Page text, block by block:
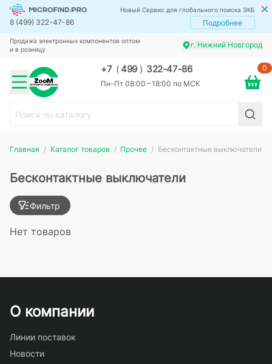
Новый Сервис для глобального поиска ЭКБ
8 (499) 322-47-86 Подробнее
Продажа электронных компонентов оптом
и в розницу
г. Нижний Новгород
+7 (499 ) 322-47-86
Пн-Пт 08:00 – 18:00 по МСК
0
Главная Каталог товаров Прочее Бесконтактные выключатели
Бесконтактные выключатели
Фильтр
Нет товаров
О компании
Линии поставок
Новости